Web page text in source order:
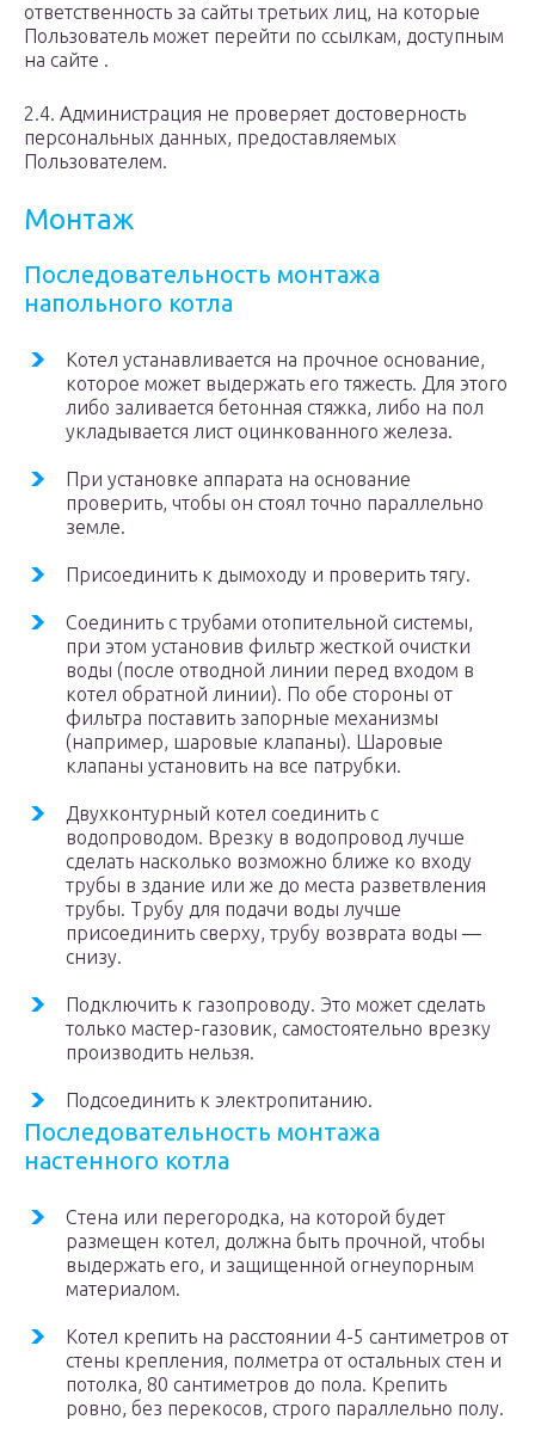
ответственность за сайты третьих лиц, на которые
Пользователь может перейти по ссылкам, доступным
на сайте .
2.4. Администрация не проверяет достоверность
персональных данных, предоставляемых
Пользователем.
Монтаж
Последовательность монтажа
напольного котла
Котел устанавливается на прочное основание,
которое может выдержать его тяжесть. Для этого
либо заливается бетонная стяжка, либо на пол
укладывается лист оцинкованного железа.
При установке аппарата на основание
проверить, чтобы он стоял точно параллельно
земле.
Присоединить к дымоходу и проверить тягу.
Соединить с трубами отопительной системы,
при этом установив фильтр жесткой очистки
воды (после отводной линии перед входом в
котел обратной линии). По обе стороны от
фильтра поставить запорные механизмы
(например, шаровые клапаны). Шаровые
клапаны установить на все патрубки.
Двухконтурный котел соединить с
водопроводом. Врезку в водопровод лучше
сделать насколько возможно ближе ко входу
трубы в здание или же до места разветвления
трубы. Трубу для подачи воды лучше
присоединить сверху, трубу возврата воды —
снизу.
Подключить к газопроводу. Это может сделать
только мастер-газовик, самостоятельно врезку
производить нельзя.
Подсоединить к электропитанию.
Последовательность монтажа
настенного котла
Стена или перегородка, на которой будет
размещен котел, должна быть прочной, чтобы
выдержать его, и защищенной огнеупорным
материалом.
Котел крепить на расстоянии 4-5 сантиметров от
стены крепления, полметра от остальных стен и
потолка, 80 сантиметров до пола. Крепить
ровно, без перекосов, строго параллельно полу.